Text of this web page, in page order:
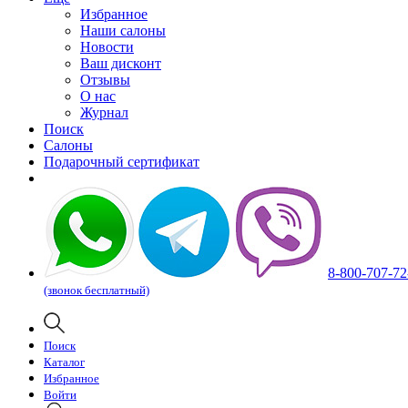
Избранное
Наши салоны
Новости
Ваш дисконт
Отзывы
О нас
Журнал
Поиск
Салоны
Подарочный сертификат
8-800-707-
(звонок бесплатный)
Поиск
Каталог
Избранное
Войти